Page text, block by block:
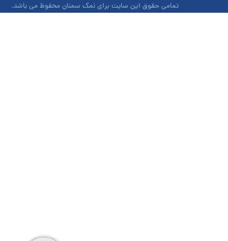
تمامی حقوق این سایت برای نمک سمنان محفوظ می باشد.